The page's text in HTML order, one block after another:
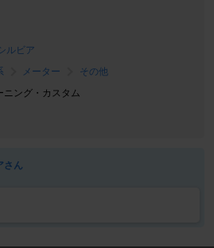
ルビア
メーター
その他
ニング・カスタム
さん